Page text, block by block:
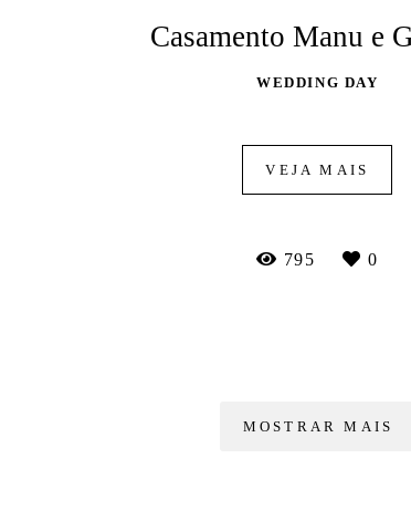
Casamento Manu e
WEDDING DAY
VEJA MAIS
795 0
MOSTRAR MAIS